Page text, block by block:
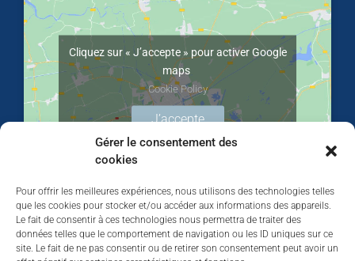
Gérer le consentement des
cookies
Pour offrir les meilleures expériences, nous utilisons des technologies telles
que les cookies pour stocker et/ou accéder aux informations des appareils.
Le fait de consentir à ces technologies nous permettra de traiter des
données telles que le comportement de navigation ou les ID uniques sur ce
site. Le fait de ne pas consentir ou de retirer son consentement peut avoir un
Cliquez sur « J’accepte » pour activer Google
maps
Cookie Policy
J’accepte